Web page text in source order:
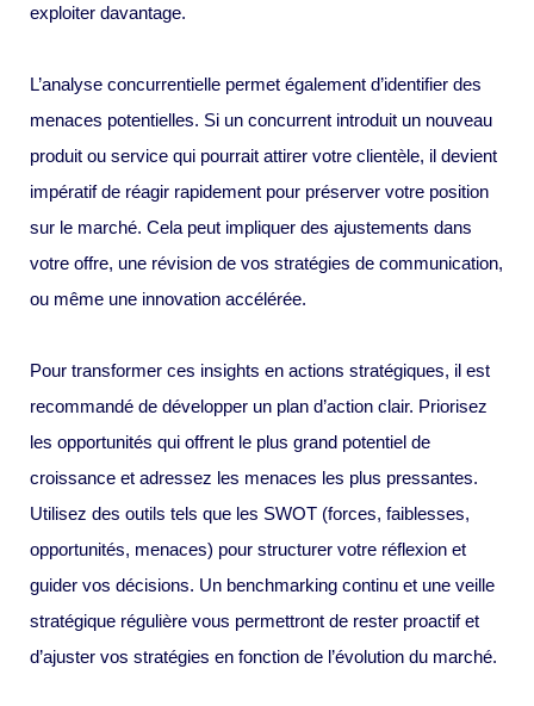
exploiter davantage.
L’analyse concurrentielle permet également d’identifier des
menaces potentielles. Si un concurrent introduit un nouveau
produit ou service qui pourrait attirer votre clientèle, il devient
impératif de réagir rapidement pour préserver votre position
sur le marché. Cela peut impliquer des ajustements dans
votre offre, une révision de vos stratégies de communication,
ou même une innovation accélérée.
Pour transformer ces insights en actions stratégiques, il est
recommandé de développer un plan d’action clair. Priorisez
les opportunités qui offrent le plus grand potentiel de
croissance et adressez les menaces les plus pressantes.
Utilisez des outils tels que les SWOT (forces, faiblesses,
opportunités, menaces) pour structurer votre réflexion et
guider vos décisions. Un benchmarking continu et une veille
stratégique régulière vous permettront de rester proactif et
d’ajuster vos stratégies en fonction de l’évolution du marché.